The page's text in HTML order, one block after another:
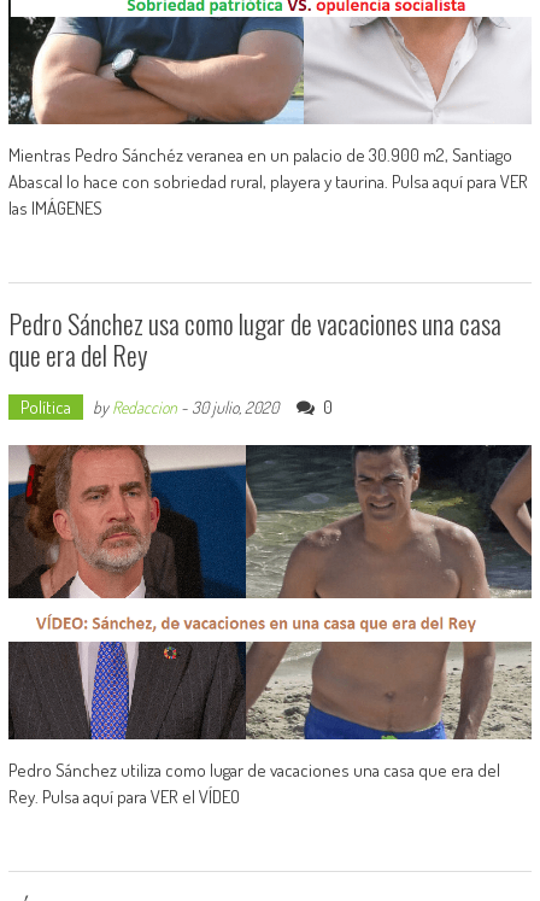
Mientras Pedro Sánchéz veranea en un palacio de 30.900 m2, Santiago
Abascal lo hace con sobriedad rural, playera y taurina. Pulsa aquí para VER
las IMÁGENES
Pedro Sánchez usa como lugar de vacaciones una casa
que era del Rey
Política byRedaccion- 30 julio, 2020 0
Pedro Sánchez utiliza como lugar de vacaciones una casa que era del
Rey. Pulsa aquí para VER el VÍDEO